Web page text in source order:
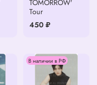
TOMORROW'
Tour
450 ₽
В наличии в РФ